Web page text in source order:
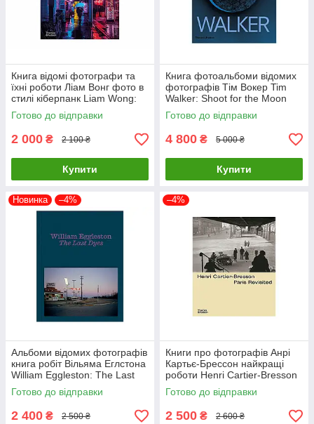
Книга відомі фотографи та
їхні роботи Ліам Вонг фото в
стилі кіберпанк Liam Wong:
TOKYOO (М'яка палітурка)
Готово до відправки
2 000 ₴ 2 100 ₴
Купити
Книга фотоальбоми відомих
фотографів Тім Вокер Tim
Walker: Shoot for the Moon
книги про фешн світлини
Готово до відправки
4 800 ₴ 5 000 ₴
Купити
Новинка –4%
Альбоми відомих фотографів
книга робіт Вільяма Еглстона
William Eggleston: The Last
Dyes книги про фотографію
Готово до відправки
2 400 ₴ 2 500 ₴
–4%
Книги про фотографів Анрі
Картьє-Брессон найкращі
роботи Henri Cartier-Bresson
" Paris Revisited "
фотомистецтво
Готово до відправки
2 500 ₴ 2 600 ₴